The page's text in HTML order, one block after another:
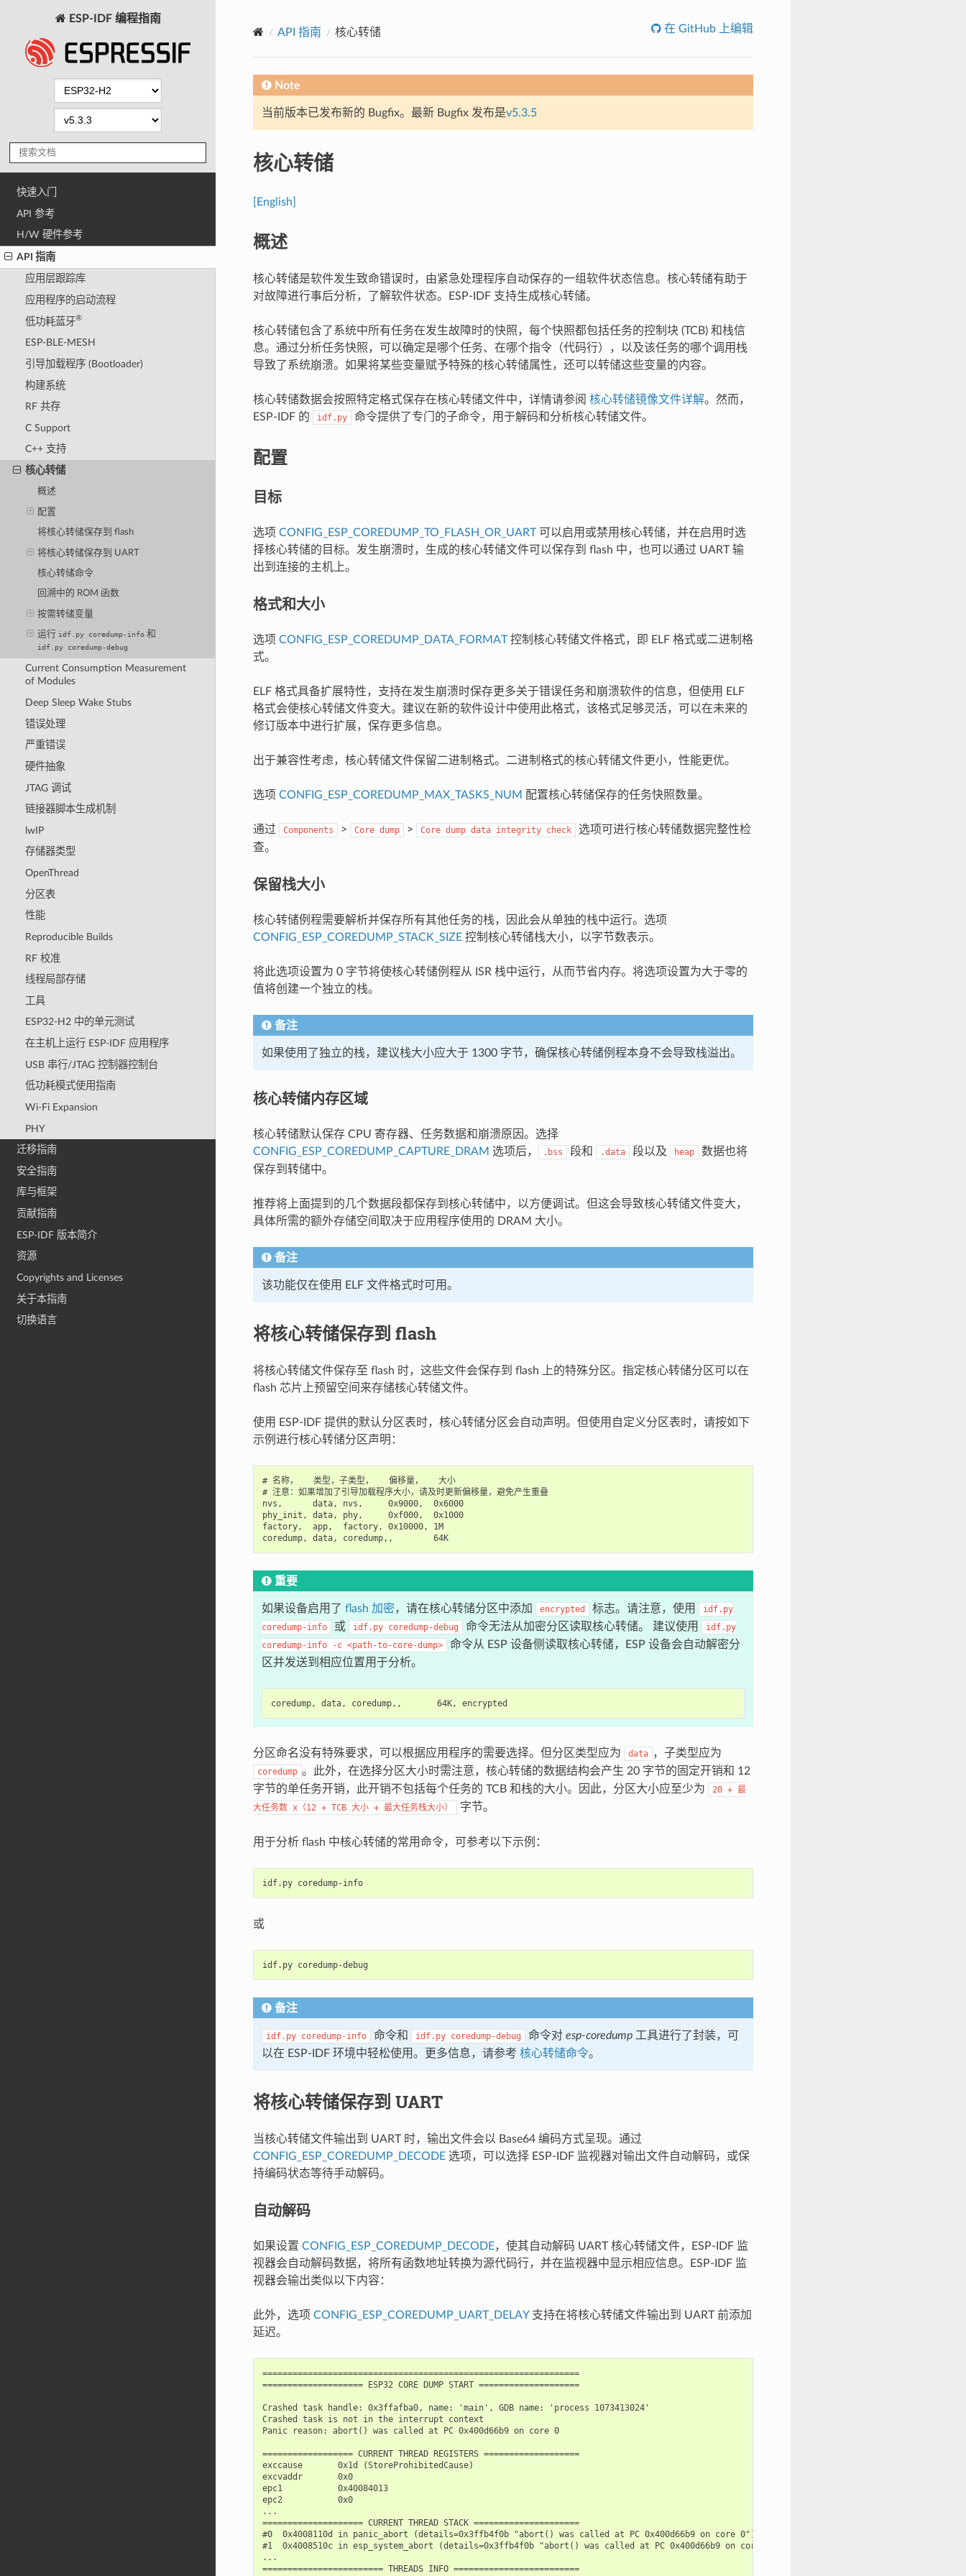
ESP-IDF 编程指南
快速入门
API 参考
H/W 硬件参考
API 指南
应用层跟踪库
应用程序的启动流程
低功耗蓝牙®
ESP-BLE-MESH
引导加载程序 (Bootloader)
构建系统
RF 共存
C Support
C++ 支持
核心转储
概述
配置
将核心转储保存到 flash
将核心转储保存到 UART
核心转储命令
回溯中的 ROM 函数
按需转储变量
运行 idf.py coredump-info 和
idf.py coredump-debug
Current Consumption Measurement
of Modules
Deep Sleep Wake Stubs
错误处理
严重错误
硬件抽象
JTAG 调试
链接器脚本生成机制
lwIP
存储器类型
OpenThread
分区表
性能
Reproducible Builds
RF 校准
线程局部存储
工具
ESP32-H2 中的单元测试
在主机上运行 ESP-IDF 应用程序
USB 串行/JTAG 控制器控制台
低功耗模式使用指南
Wi-Fi Expansion
PHY
迁移指南
安全指南
库与框架
贡献指南
ESP-IDF 版本简介
资源
Copyrights and Licenses
关于本指南
切换语言
API 指南 核心转储 在 GitHub 上编辑
Note
当前版本已发布新的 Bugfix。最新 Bugfix 发布是v5.3.5
核心转储
[English]
概述
核心转储是软件发生致命错误时，由紧急处理程序自动保存的一组软件状态信息。核心转储有助于
对故障进行事后分析，了解软件状态。ESP-IDF 支持生成核心转储。
核心转储包含了系统中所有任务在发生故障时的快照，每个快照都包括任务的控制块 (TCB) 和栈信
息。通过分析任务快照，可以确定是哪个任务、在哪个指令（代码行），以及该任务的哪个调用栈
导致了系统崩溃。如果将某些变量赋予特殊的核心转储属性，还可以转储这些变量的内容。
核心转储数据会按照特定格式保存在核心转储文件中，详情请参阅 核心转储镜像文件详解。然而，
ESP-IDF 的
idf.py 命令提供了专门的子命令，用于解码和分析核心转储文件。
配置
目标
选项 CONFIG_ESP_COREDUMP_TO_FLASH_OR_UART可以启用或禁用核心转储，并在启用时选
择核心转储的目标。发生崩溃时，生成的核心转储文件可以保存到 flash 中，也可以通过 UART 输
出到连接的主机上。
格式和大小
选项 CONFIG_ESP_COREDUMP_DATA_FORMAT控制核心转储文件格式，即 ELF 格式或二进制格
式。
ELF 格式具备扩展特性，支持在发生崩溃时保存更多关于错误任务和崩溃软件的信息，但使用 ELF
格式会使核心转储文件变大。建议在新的软件设计中使用此格式，该格式足够灵活，可以在未来的
修订版本中进行扩展，保存更多信息。
出于兼容性考虑，核心转储文件保留二进制格式。二进制格式的核心转储文件更小，性能更优。
选项 CONFIG_ESP_COREDUMP_MAX_TASKS_NUM 配置核心转储保存的任务快照数量。
通过 Components > Core dump > Core dump data integrity check
选项可进行核心转储数据完整性检
查。
保留栈大小
核心转储例程需要解析并保存所有其他任务的栈，因此会从单独的栈中运行。选项
CONFIG_ESP_COREDUMP_STACK_SIZE控制核心转储栈大小，以字节数表示。
将此选项设置为 0 字节将使核心转储例程从 ISR 栈中运行，从而节省内存。将选项设置为大于零的
值将创建一个独立的栈。
备注
如果使用了独立的栈，建议栈大小应大于 1300 字节，确保核心转储例程本身不会导致栈溢出。
核心转储内存区域
核心转储默认保存 CPU 寄存器、任务数据和崩溃原因。选择
CONFIG_ESP_COREDUMP_CAPTURE_DRAM 选项后， .bss 段和 .data 段以及 heap
数据也将
保存到转储中。
推荐将上面提到的几个数据段都保存到核心转储中，以方便调试。但这会导致核心转储文件变大，
具体所需的额外存储空间取决于应用程序使用的 DRAM 大小。
备注
该功能仅在使用 ELF 文件格式时可用。
将核心转储保存到 flash
将核心转储文件保存至 flash 时，这些文件会保存到 flash 上的特殊分区。指定核心转储分区可以在
flash 芯片上预留空间来存储核心转储文件。
使用 ESP-IDF 提供的默认分区表时，核心转储分区会自动声明。但使用自定义分区表时，请按如下
示例进行核心转储分区声明：
# 名称，   类型，子类型，   偏移量，   大小
# 注意：如果增加了引导加载程序大小，请及时更新偏移量，避免产生重叠
nvs,      data, nvs,     0x9000,  0x6000
phy_init, data, phy,     0xf000,  0x1000
factory,  app,  factory, 0x10000, 1M
coredump, data, coredump,,        64K
重要
如果设备启用了 flash 加密，请在核心转储分区中添加 encrypted 标志。请注意，使用
idf.py
coredump-info
或 idf.py coredump-debug 命令无法从加密分区读取核心转储。 建议使用
idf.py
coredump-info
-c <path-to-core-dump>
命令从 ESP 设备侧读取核心转储，ESP 设备会自动解密分
区并发送到相应位置用于分析。
分区命名没有特殊要求，可以根据应用程序的需要选择。但分区类型应为 data ，子类型应为
coredump 。此外，在选择分区大小时需注意，核心转储的数据结构会产生 20 字节的固定开销和 12
字节的单任务开销，此开销不包括每个任务的 TCB 和栈的大小。因此，分区大小应至少为
20 + 最
大任务数 x（12 + TCB 大小 + 最大任务栈大小） 字节。
用于分析 flash 中核心转储的常用命令，可参考以下示例：
idf.py coredump-info
或
idf.py
备注
idf.py coredump-info 命令和 idf.py coredump-debug 命令对 esp-coredump工具进行了封装，可
以在 ESP-IDF 环境中轻松使用。更多信息，请参考 核心转储命令。
将核心转储保存到 UART
当核心转储文件输出到 UART 时，输出文件会以 Base64 编码方式呈现。通过
CONFIG_ESP_COREDUMP_DECODE选项，可以选择 ESP-IDF 监视器对输出文件自动解码，或保
持编码状态等待手动解码。
自动解码
如果设置 CONFIG_ESP_COREDUMP_DECODE，使其自动解码 UART 核心转储文件，ESP-IDF 监
视器会自动解码数据，将所有函数地址转换为源代码行，并在监视器中显示相应信息。ESP-IDF 监
视器会输出类似以下内容：
此外，选项 CONFIG_ESP_COREDUMP_UART_DELAY支持在将核心转储文件输出到 UART 前添加
延迟。
===============================================================
==================== ESP32 CORE DUMP START ====================
Crashed task handle: 0x3ffafba0, name: 'main', GDB name: 'process 1073413024'
Crashed task is not in the interrupt context
Panic reason: abort() was called at PC 0x400d66b9 on core 0
================== CURRENT THREAD REGISTERS ===================
exccause       0x1d (StoreProhibitedCause)
excvaddr       0x0
epc1           0x40084013
epc2           0x0
...
==================== CURRENT THREAD STACK =====================
#0  0x4008110d in panic_abort (details=0x3ffb4f0b "abort() was called at PC 0x400d66b9 on core 0") at /builds/espressif/esp-idf/components/
#1  0x4008510c in esp_system_abort (details=0x3ffb4f0b "abort() was called at PC 0x400d66b9 on core 0") at /builds/espressif/esp-idf/
...
======================== THREADS INFO =========================